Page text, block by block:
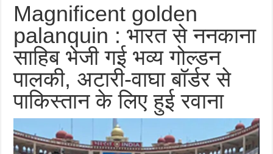
Magnificent golden
palanquin : भारत से ननकाना
साहिब भेजी गई भव्य गोल्डन
पालकी, अटारी-वाघा बॉर्डर से
पाकिस्तान के लिए हुई रवाना